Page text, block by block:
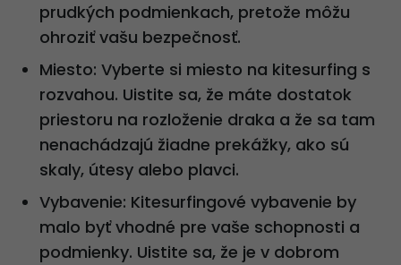
prudkých podmienkach, pretože môžu
ohroziť vašu bezpečnosť.
Miesto: Vyberte si miesto na kitesurfing s
rozvahou. Uistite sa, že máte dostatok
priestoru na rozloženie draka a že sa tam
nenachádzajú žiadne prekážky, ako sú
skaly, útesy alebo plavci.
Vybavenie: Kitesurfingové vybavenie by
malo byť vhodné pre vaše schopnosti a
podmienky. Uistite sa, že je v dobrom